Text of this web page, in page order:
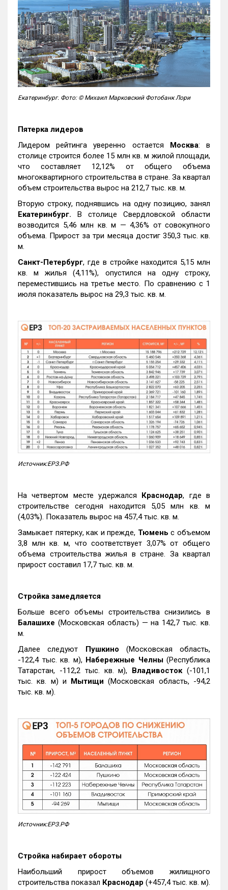
Екатеринбург. Фото: © Михаил Марковский Фотобанк Лори
Пятерка лидеров
Лидером рейтинга уверенно остается Москва: в
столице строится более 15 млн кв. м жилой площади,
что составляет 12,12% от общего объема
многоквартирного строительства в стране. За квартал
объем строительства вырос на 212,7 тыс. кв. м.
Вторую строку, поднявшись на одну позицию, занял
Екатеринбург. В столице Свердловской области
возводится 5,46 млн кв. м — 4,36% от совокупного
объема. Прирост за три месяца достиг 350,3 тыс. кв.
м.
Санкт-Петербург, где в стройке находится 5,15 млн
кв. м жилья (4,11%), опустился на одну строку,
переместившись на третье место. По сравнению с 1
июля показатель вырос на 29,3 тыс. кв. м.
Источник:ЕРЗ.РФ
На четвертом месте удержался Краснодар, где в
строительстве сегодня находится 5,05 млн кв. м
(4,03%). Показатель вырос на 457,4 тыс. кв. м.
Замыкает пятерку, как и прежде, Тюмень с объемом
3,8 млн кв. м, что соответствует 3,07% от общего
объема строительства жилья в стране. За квартал
прирост составил 17,7 тыс. кв. м.
Стройка замедляется
Больше всего объемы строительства снизились в
Балашихе (Московская область) — на 142,7 тыс. кв.
м.
Далее следуют Пушкино (Московская область,
-122,4 тыс. кв. м), Набережные Челны(Республика
Татарстан, -112,2 тыс. кв. м), Владивосток(-101,1
тыс. кв. м) и Мытищи (Московская область, -94,2
тыс. кв. м).
Источник:ЕРЗ.РФ
Стройка набирает обороты
Наибольший прирост объемов жилищного
строительства показал Краснодар (+457,4 тыс. кв. м).